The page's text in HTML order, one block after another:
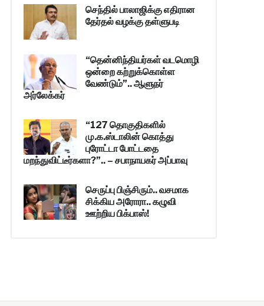
செந்தில் பாலாஜிக்கு எதிரான
தேர்தல் வழக்கு தள்ளுபடி
“தென்னிந்தியர்கள் வடமொழி
ஒன்றை கற்றுக்கொள்ள
வேண்டும்”.. ஆளுநர்
அர்லேக்கர்
“127 தொகுதிகளில்
மு.க.ஸ்டாலின் கொத்து
புரோட்டா போட்டதை
மறந்துவிட்டீர்களா?”.. – சபாநாயகர் அப்பாவு
செருப்பு பிஞ்சிரும்.. வசமாக
சிக்கிய அரோரா.. கழுவி
ஊற்றிய பிக்பாஸ்!